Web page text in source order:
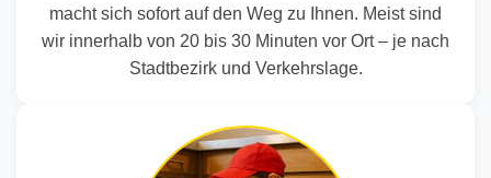
macht sich sofort auf den Weg zu Ihnen. Meist sind
wir innerhalb von 20 bis 30 Minuten vor Ort – je nach
Stadtbezirk und Verkehrslage.